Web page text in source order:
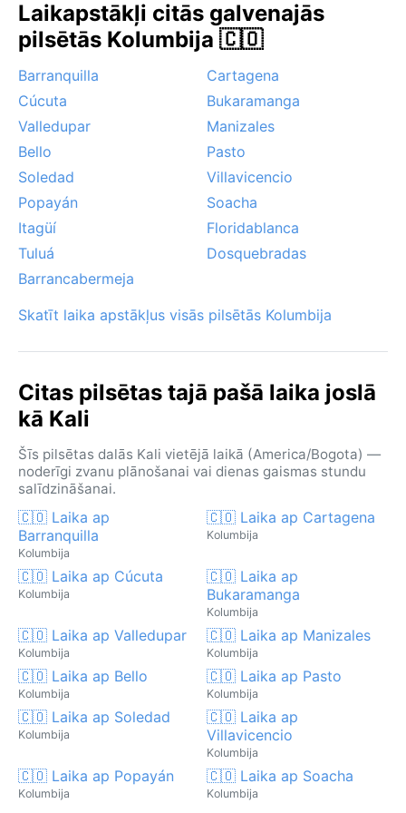
nepiedzīvo tādus ekstremālus laikapstākļus kā orkāni
vai musons – tipiskākā parādība ir pēkšņas tropiskas
debesis atkal noskaidrojas. Dažkārt agros rītos var
veidoties migla, bet tā ātri izklīst. Kopumā pilsētā nav
izteiktu temperatūras svārstību – tās šarms slēpjas
nemainīgajā siltumā, kas ļauj baudīt āra dzīvi gandrīz
jebkurā dienā.
Laikapstākļi citās galvenajās
pilsētās Kolumbija 🇨🇴
Barranquilla
Cartagena
Cúcuta
Bukaramanga
Valledupar
Manizales
Bello
Pasto
Soledad
Villavicencio
Popayán
Soacha
Itagüí
Floridablanca
Tuluá
Dosquebradas
Barrancabermeja
Skatīt laika apstākļus visās pilsētās Kolumbija
Citas pilsētas tajā pašā laika joslā
kā Kali
Šīs pilsētas dalās Kali vietējā laikā (America/Bogota) —
noderīgi zvanu plānošanai vai dienas gaismas stundu
salīdzināšanai.
🇨🇴 Laika ap
Barranquilla
Kolumbija
🇨🇴 Laika ap Cartagena
Kolumbija
🇨🇴 Laika ap Cúcuta
Kolumbija
🇨🇴 Laika ap
Bukaramanga
Kolumbija
🇨🇴 Laika ap Valledupar
Kolumbija
🇨🇴 Laika ap Manizales
Kolumbija
🇨🇴 Laika ap Bello
Kolumbija
🇨🇴 Laika ap Pasto
Kolumbija
🇨🇴 Laika ap Soledad
Kolumbija
🇨🇴 Laika ap
Villavicencio
Kolumbija
🇨🇴 Laika ap Popayán
Kolumbija
🇨🇴 Laika ap Soacha
Kolumbija